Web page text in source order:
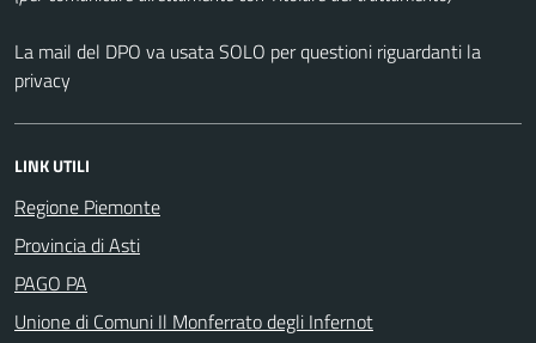
La mail del DPO va usata SOLO per questioni riguardanti la
privacy
LINK UTILI
Regione Piemonte
Provincia di Asti
PAGO PA
Unione di Comuni Il Monferrato degli Infernot